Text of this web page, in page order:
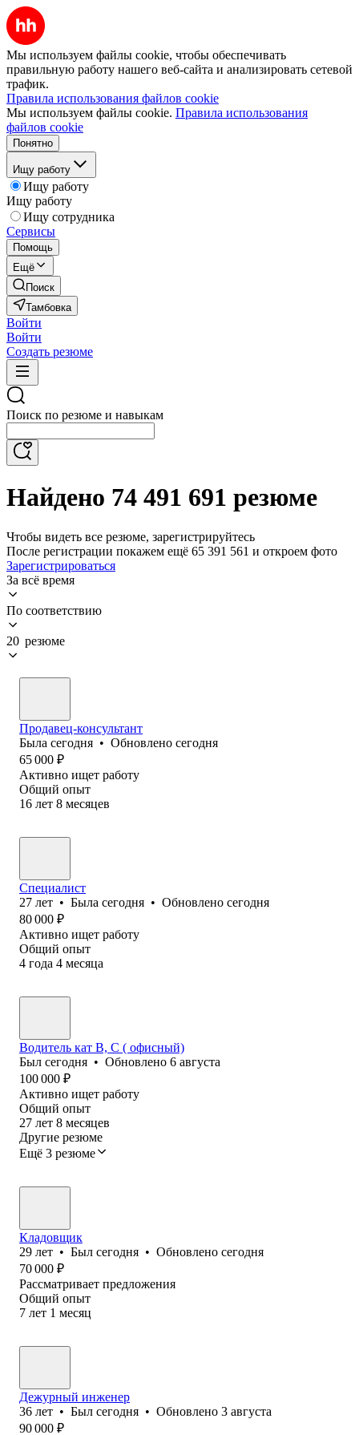
Мы используем файлы cookie, чтобы обеспечивать
правильную работу нашего веб-сайта и анализировать сетевой
трафик.
Правила использования файлов cookie
Мы используем файлы cookie. Правила использования
файлов cookie
Понятно
Ищу работу
Ищу работу
Ищу работу
Ищу сотрудника
Сервисы
Помощь
Ещё
Поиск
Тамбовка
Войти
Войти
Создать резюме
Поиск по резюме и навыкам
Найдено 74 491 691 резюме
Чтобы видеть все резюме, зарегистрируйтесь
После регистрации покажем ещё 65 391 561 и откроем фото
Зарегистрироваться
За всё время
По соответствию
20 резюме
Продавец-консультант
Была сегодня • Обновлено сегодня
65 000 ₽
Активно ищет работу
Общий опыт
16 лет 8 месяцев
Специалист
27 лет • Была сегодня • Обновлено сегодня
80 000 ₽
Активно ищет работу
Общий опыт
4 года 4 месяца
Водитель кат В, С ( офисный)
Был сегодня • Обновлено 6 августа
100 000 ₽
Активно ищет работу
Общий опыт
27 лет 8 месяцев
Другие резюме
Ещё 3 резюме
Кладовщик
29 лет • Был сегодня • Обновлено сегодня
70 000 ₽
Рассматривает предложения
Общий опыт
7 лет 1 месяц
Дежурный инженер
36 лет • Был сегодня • Обновлено 3 августа
90 000 ₽